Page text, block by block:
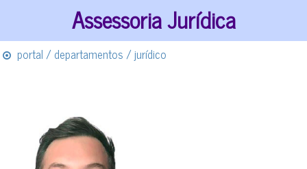
Assessoria Jurídica
portal / departamentos / jurídico